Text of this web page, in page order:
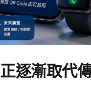
逐漸取代